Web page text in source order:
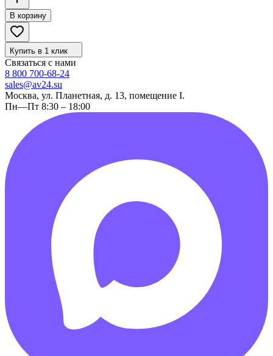
В корзину
Купить в 1 клик
Связаться с нами
8 800 700-68-24
sales@av24.su
Москва, ул. Планетная, д. 13, помещение I.
Пн—Пт 8:30 – 18:00